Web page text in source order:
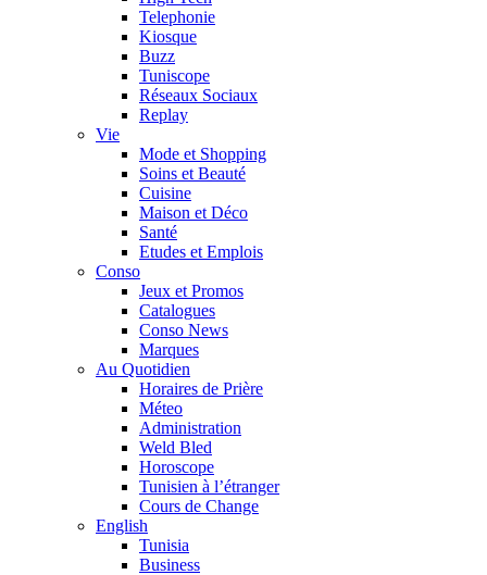
Telephonie
Kiosque
Buzz
Tuniscope
Réseaux Sociaux
Replay
Vie
Mode et Shopping
Soins et Beauté
Cuisine
Maison et Déco
Santé
Etudes et Emplois
Conso
Jeux et Promos
Catalogues
Conso News
Marques
Au Quotidien
Horaires de Prière
Méteo
Administration
Weld Bled
Horoscope
Tunisien à l’étranger
Cours de Change
English
Tunisia
Business